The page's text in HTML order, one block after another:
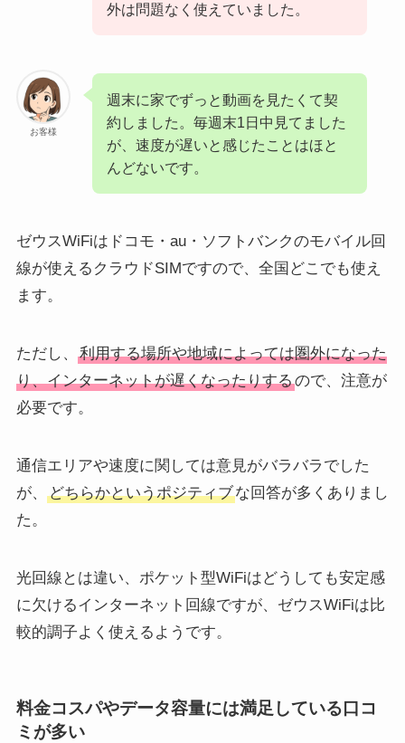
外は問題なく使えていました。
お客様
週末に家でずっと動画を見たくて契
約しました。毎週末1日中見てました
が、速度が遅いと感じたことはほと
んどないです。
ゼウスWiFiはドコモ・au・ソフトバンクのモバイル回
線が使えるクラウドSIMですので、全国どこでも使え
ます。
ただし、
利用する場所や地域によっては圏外になった
り、インターネットが遅くなったりするので、注意が
必要です。
通信エリアや速度に関しては意見がバラバラでした
が、
どちらかというポジティブな回答が多くありまし
た。
光回線とは違い、ポケット型WiFiはどうしても安定感
に欠けるインターネット回線ですが、ゼウスWiFiは比
較的調子よく使えるようです。
料金コスパやデータ容量には満足している口コ
ミが多い